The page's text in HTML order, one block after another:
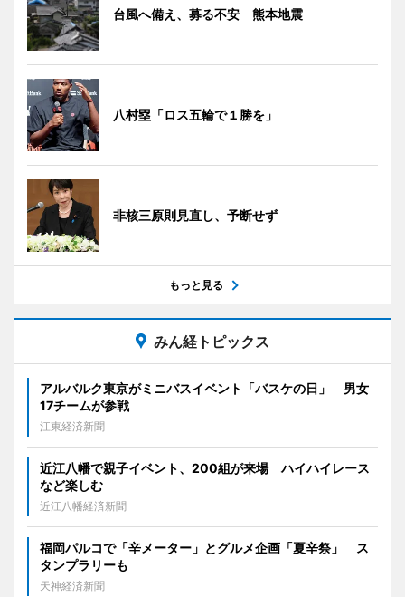
台風へ備え、募る不安 熊本地震
八村塁「ロス五輪で１勝を」
非核三原則見直し、予断せず
もっと見る
みん経トピックス
アルバルク東京がミニバスイベント「バスケの日」 男女
17チームが参戦
江東経済新聞
近江八幡で親子イベント、200組が来場 ハイハイレース
など楽しむ
近江八幡経済新聞
福岡パルコで「辛メーター」とグルメ企画「夏辛祭」 ス
タンプラリーも
天神経済新聞